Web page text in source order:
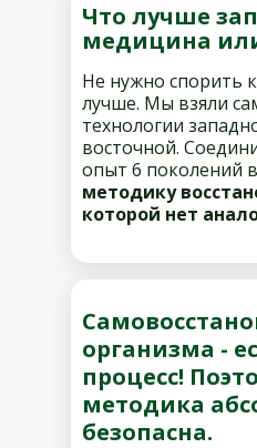
Что лучше
медицина
Не нужно спорить
лучше. Мы взяли
технологии
восточной.
опыт 6 поколений
методику
которой нет
организма -
процесс!
методика
безопасна.